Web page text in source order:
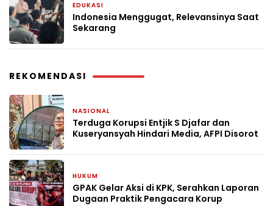
EDUKASI
Indonesia Menggugat, Relevansinya Saat
Sekarang
REKOMENDASI
NASIONAL
Terduga Korupsi Entjik S Djafar dan
Kuseryansyah Hindari Media, AFPI Disorot
HUKUM
GPAK Gelar Aksi di KPK, Serahkan Laporan
Dugaan Praktik Pengacara Korup